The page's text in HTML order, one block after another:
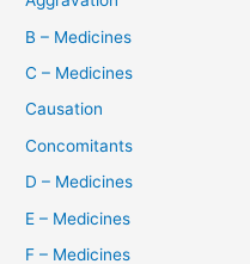
B – Medicines
C – Medicines
Causation
Concomitants
D – Medicines
E – Medicines
F – Medicines